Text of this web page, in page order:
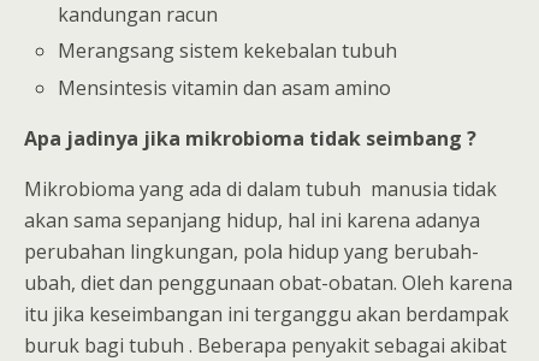
kandungan racun
Merangsang sistem kekebalan tubuh
Mensintesis vitamin dan asam amino
Apa jadinya jika mikrobioma tidak seimbang ?
Mikrobioma yang ada di dalam tubuh manusia tidak
akan sama sepanjang hidup, hal ini karena adanya
perubahan lingkungan, pola hidup yang berubah-
ubah, diet dan penggunaan obat-obatan. Oleh karena
itu jika keseimbangan ini terganggu akan berdampak
buruk bagi tubuh . Beberapa penyakit sebagai akibat